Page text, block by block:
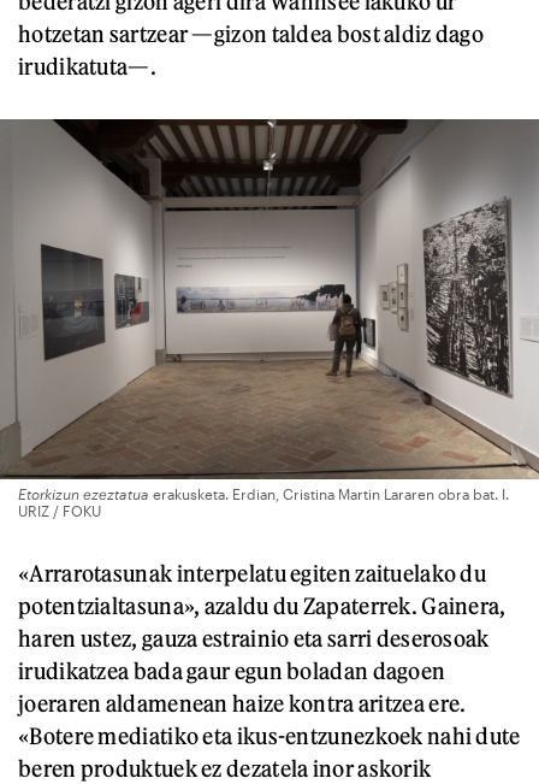
hotzetan sartzear —gizon taldea bost aldiz dago
irudikatuta—.
Etorkizun ezeztatua erakusketa. Erdian, Cristina Martin Lararen obra bat. I.
URIZ / FOKU
«Arrarotasunak interpelatu egiten zaituelako du
potentzialtasuna», azaldu du Zapaterrek. Gainera,
haren ustez, gauza estrainio eta sarri deserosoak
irudikatzea bada gaur egun boladan dagoen
joeraren aldamenean haize kontra aritzea ere.
«Botere mediatiko eta ikus-entzunezkoek nahi dute
beren produktuek ez dezatela inor askorik